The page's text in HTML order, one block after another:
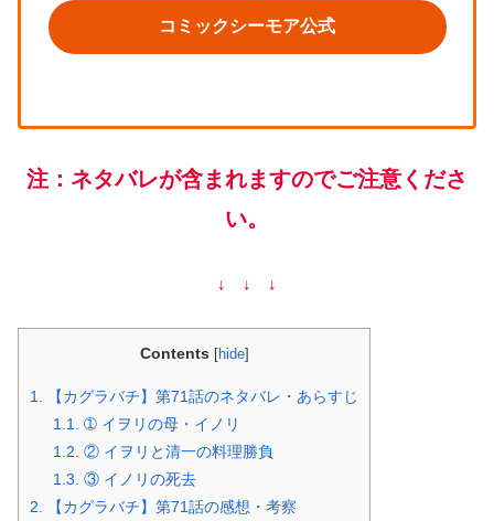
コミックシーモア公式
注：ネタバレが含まれますのでご注意くださ
い。
↓ ↓ ↓
Contents [hide]
1.
【カグラバチ】第71話のネタバレ・あらすじ
1.1.
➀ イヲリの母・イノリ
1.2. ② イヲリと清一の料理勝負
1.3. ③ イノリの死去
2.
【カグラバチ】第71話の感想・考察